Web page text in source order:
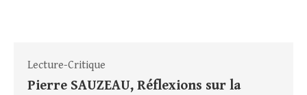
Lecture-Critique
Pierre SAUZEAU, Réflexions sur la